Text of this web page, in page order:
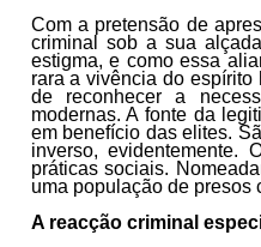
Com a pretensão de
criminal sob a sua
estigma, e como essa
rara a vivência do espírito
de reconhecer a
modernas. A fonte da
em benefício das elites.
inverso, evidentemente.
práticas sociais.
uma população de presos
A reacção criminal